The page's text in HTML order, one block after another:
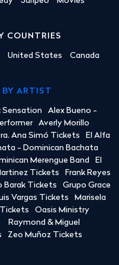
COUNTRIES
United States Canada
BY ARTIST
Sensation
Alex Bueno -
Averly Morillo
Ana Simó Tickets
El Alfa
- Dominican Bachata
Merengue Band
El
Tickets
Frank Reyes
Barak Tickets
Grupo Grace
Vargas Tickets
Marisela
Oasis Ministry
Raymond & Miguel
Zeo Muñoz Tickets